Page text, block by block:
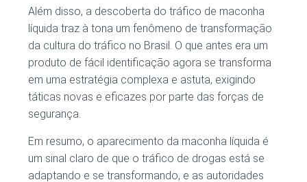
Além disso, a descoberta do tráfico de maconha
líquida traz à tona um fenômeno de transformação
da cultura do tráfico no Brasil. O que antes era um
produto de fácil identificação agora se transforma
em uma estratégia complexa e astuta, exigindo
táticas novas e eficazes por parte das forças de
segurança.
Em resumo, o aparecimento da maconha líquida é
um sinal claro de que o tráfico de drogas está se
adaptando e se transformando, e as autoridades